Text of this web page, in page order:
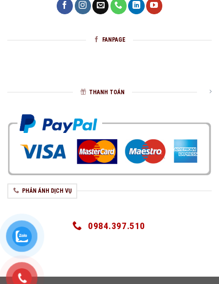
FANPAGE
THANH TOÁN
PHẢN ÁNH DỊCH VỤ
0984.397.510